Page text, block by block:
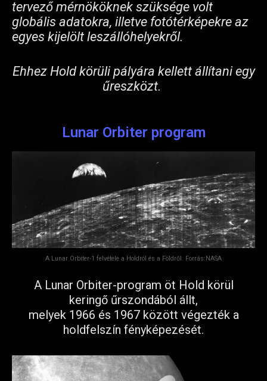
tervező mérnököknek szüksége volt
globális adatokra, illetve fotótérképekre az
egyes kijelölt leszállóhelyekről.
Ehhez Hold körüli pályára kellett állítani egy
űreszközt.
Lunar Orbiter program
A Lunar Orbiter-1 felvétele a Holdról és a Földről. Forrás:NASA
A Lunar Orbiter-program öt Hold körül
keringő űrszondából állt,
melyek 1966 és 1967 között végezték a
holdfelszín fényképezését.